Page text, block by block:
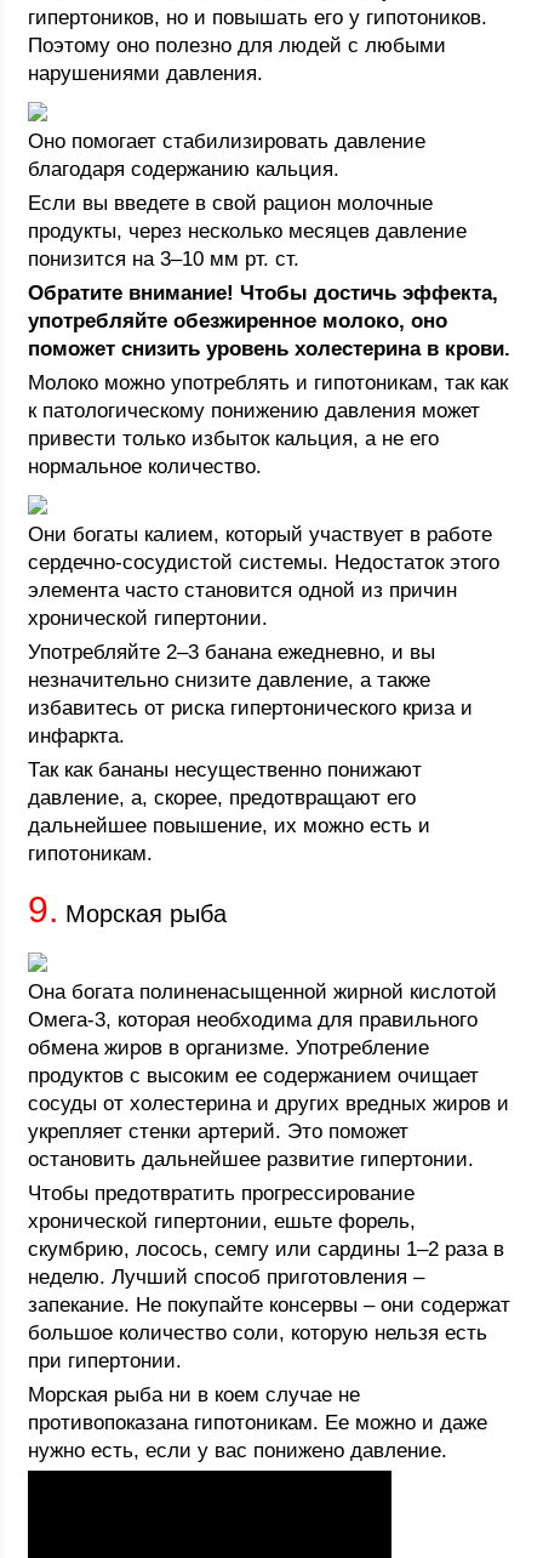
гипертоников, но и повышать его у гипотоников.
Поэтому оно полезно для людей с любыми
нарушениями давления.
Оно помогает стабилизировать давление
благодаря содержанию кальция.
Если вы введете в свой рацион молочные
продукты, через несколько месяцев давление
понизится на 3–10 мм рт. ст.
Обратите внимание! Чтобы достичь эффекта,
употребляйте обезжиренное молоко, оно
поможет снизить уровень холестерина в крови.
Молоко можно употреблять и гипотоникам, так как
к патологическому понижению давления может
привести только избыток кальция, а не его
нормальное количество.
Они богаты калием, который участвует в работе
сердечно-сосудистой системы. Недостаток этого
элемента часто становится одной из причин
хронической гипертонии.
Употребляйте 2–3 банана ежедневно, и вы
незначительно снизите давление, а также
избавитесь от риска гипертонического криза и
инфаркта.
Так как бананы несущественно понижают
давление, а, скорее, предотвращают его
дальнейшее повышение, их можно есть и
гипотоникам.
9. Морская рыба
Она богата полиненасыщенной жирной кислотой
Омега-3, которая необходима для правильного
обмена жиров в организме. Употребление
продуктов с высоким ее содержанием очищает
сосуды от холестерина и других вредных жиров и
укрепляет стенки артерий. Это поможет
остановить дальнейшее развитие гипертонии.
Чтобы предотвратить прогрессирование
хронической гипертонии, ешьте форель,
скумбрию, лосось, семгу или сардины 1–2 раза в
неделю. Лучший способ приготовления –
запекание. Не покупайте консервы – они содержат
большое количество соли, которую нельзя есть
при гипертонии.
Морская рыба ни в коем случае не
противопоказана гипотоникам. Ее можно и даже
нужно есть, если у вас понижено давление.